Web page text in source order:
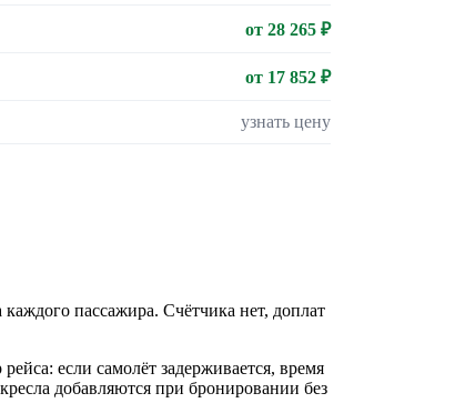
от 28 265 ₽
от 17 852 ₽
узнать цену
пассажира. Счётчика нет, доплат
если самолёт задерживается, время
добавляются при бронировании без